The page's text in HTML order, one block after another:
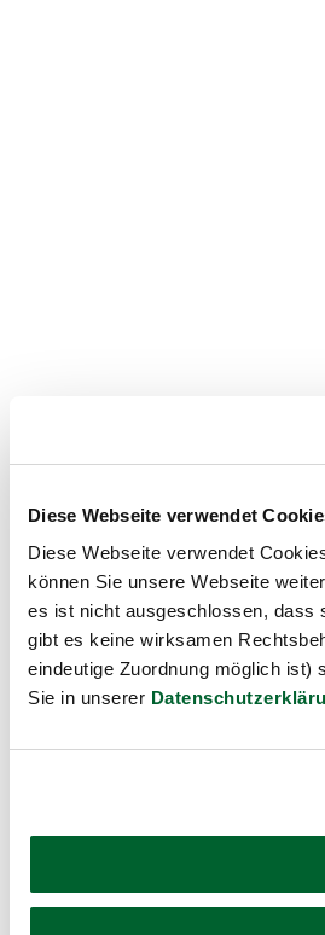
Diese Webseite verwendet
Diese Webseite verwendet
können Sie unsere Webseite
es ist nicht ausgeschlossen, dass
gibt es keine wirksamen
eindeutige Zuordnung möglich ist)
Sie in unserer